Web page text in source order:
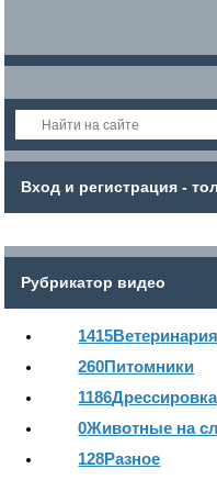
Вход и регистрация -
Рубрикатор видео
1415
260Питомники
1186Дрессировка
0Животные на
128Разное